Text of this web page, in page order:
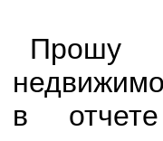
Прошу
в